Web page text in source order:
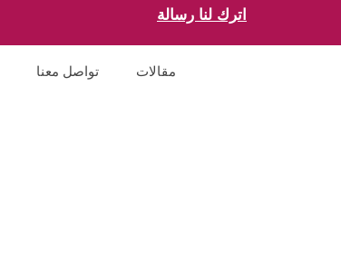
اترك لنا رسالة
تواصل معنا مقالات